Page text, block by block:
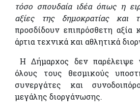
τόσο σπουδαία ιδέα όπως η
αξίες της δημοκρατίας και
προσδίδουν επιπρόσθετη αξία
άρτια τεχνικά και αθλητικά
Η Δήμαρχος δεν παρέλειψε
όλους τους θεσμικούς
συνεργάτες και
μεγάλης διοργάνωσης.